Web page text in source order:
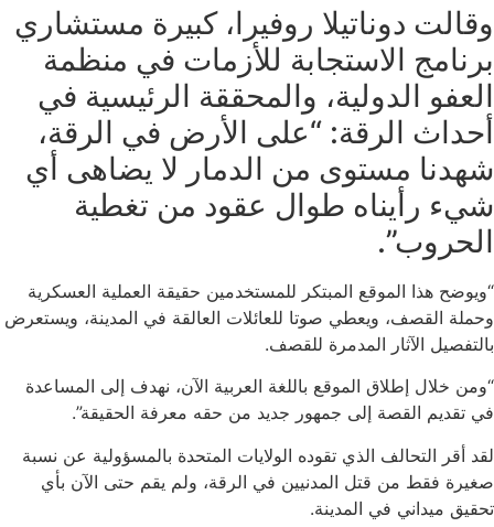
وقالت دوناتيلا روفيرا، كبيرة مستشاري
برنامج الاستجابة للأزمات في منظمة
العفو الدولية، والمحققة الرئيسية في
أحداث الرقة: “على الأرض في الرقة،
شهدنا مستوى من الدمار لا يضاهى أي
شيء رأيناه طوال عقود من تغطية
الحروب”.
“ويوضح هذا الموقع المبتكر للمستخدمين حقيقة العملية العسكرية
وحملة القصف، ويعطي صوتا للعائلات العالقة في المدينة، ويستعرض
بالتفصيل الآثار المدمرة للقصف.
“ومن خلال إطلاق الموقع باللغة العربية الآن، نهدف إلى المساعدة
في تقديم القصة إلى جمهور جديد من حقه معرفة الحقيقة”.
لقد أقر التحالف الذي تقوده الولايات المتحدة بالمسؤولية عن نسبة
صغيرة فقط من قتل المدنيين في الرقة، ولم يقم حتى الآن بأي
تحقيق ميداني في المدينة.